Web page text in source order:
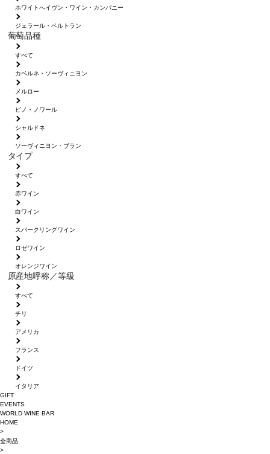
ホワイトへイヴン・ワイン・カンパニー
ジェラール・ベルトラン
葡萄品種
すべて
カベルネ・ソーヴィニヨン
メルロー
ピノ・ノワール
シャルドネ
ソーヴィニヨン・ブラン
タイプ
すべて
赤ワイン
白ワイン
スパークリングワイン
ロゼワイン
オレンジワイン
原産地呼称／等級
すべて
チリ
アメリカ
フランス
ドイツ
イタリア
GIFT
EVENTS
WORLD WINE BAR
HOME
>
全商品
>